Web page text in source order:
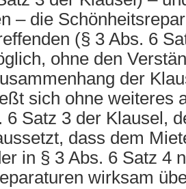
– die
(§ 3 Abs. 6
ohne den
der
sich ohne weiteres
6 Satz 3 der Klausel,
dass dem
in § 3 Abs. 6 Satz 4
wirksam